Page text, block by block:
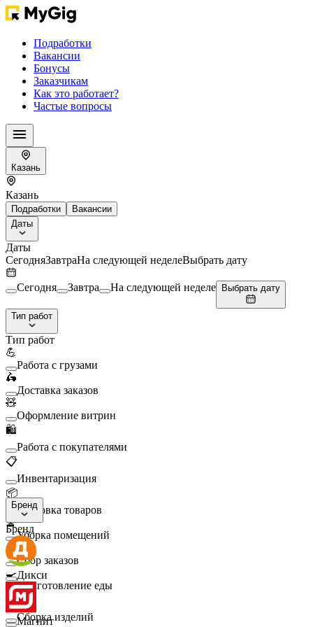
Подработки
Вакансии
Бонусы
Заказчикам
Как это работает?
Частые вопросы
Казань
Казань
Подработки
Вакансии
Даты
Даты
СегодняЗавтраНа следующей неделеВыбрать дату
Сегодня Завтра На следующей неделе Выбрать дату
Тип работ
Тип работ
💪
Работа с грузами
🛵
Доставка заказов
🧸
Оформление витрин
🛍️
Работа с покупателями
📋
Инвентаризация
📦
Упаковка товаров
🧹
Уборка помещений
🛒
Сбор заказов
🍳
Приготовление еды
🛠️
Сборка изделий
Бренд
Бренд
Дикси
Магнит